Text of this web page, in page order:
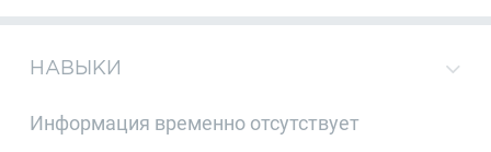
НАВЫКИ
Информация временно отсутствует